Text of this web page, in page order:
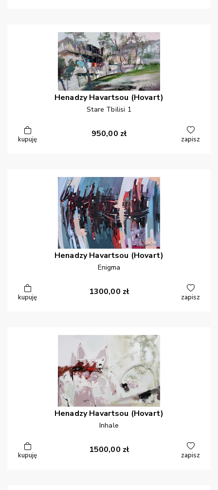
Henadzy Havartsou (Hovart)
Stare Tbilisi 1
kupuję
950,00 zł
zapisz
Henadzy Havartsou (Hovart)
Enigma
kupuję
1300,00 zł
zapisz
Henadzy Havartsou (Hovart)
Inhale
kupuję
1500,00 zł
zapisz